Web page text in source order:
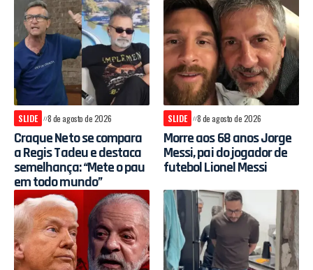
SLIDE 8 de agosto de 2026
Craque Neto se compara
a Regis Tadeu e destaca
semelhança: “Mete o pau
em todo mundo”
SLIDE 8 de agosto de 2026
Morre aos 68 anos Jorge
Messi, pai do jogador de
futebol Lionel Messi